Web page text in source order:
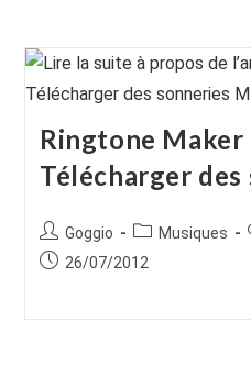
Ringtone Maker
Télécharger
Auteur/autrice
de
Goggio
Post
category:
Musiques
Publication
26/07/2012